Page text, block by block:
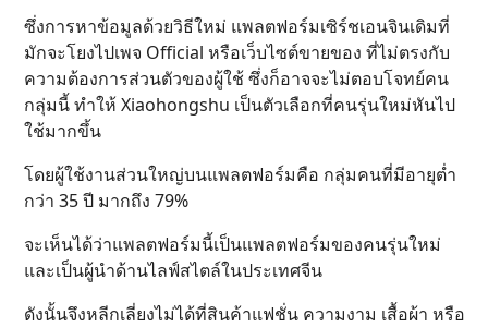
ซึ่งการหาข้อมูลด้วยวิธีใหม่ แพลตฟอร์มเซิร์ชเอนจินเดิมที่
มักจะโยงไปเพจ Official หรือเว็บไซต์ขายของ ที่ไม่ตรงกับ
ความต้องการส่วนตัวของผู้ใช้ ซึ่งก็อาจจะไม่ตอบโจทย์คน
กลุ่มนี้ ทำให้ Xiaohongshu เป็นตัวเลือกที่คนรุ่นใหม่หันไป
ใช้มากขึ้น
โดยผู้ใช้งานส่วนใหญ่บนแพลตฟอร์มคือ กลุ่มคนที่มีอายุต่ำ
กว่า 35 ปี มากถึง 79%
จะเห็นได้ว่าแพลตฟอร์มนี้เป็นแพลตฟอร์มของคนรุ่นใหม่
และเป็นผู้นำด้านไลฟ์สไตล์ในประเทศจีน
ดังนั้นจึงหลีกเลี่ยงไม่ได้ที่สินค้าแฟชั่น ความงาม เสื้อผ้า หรือ